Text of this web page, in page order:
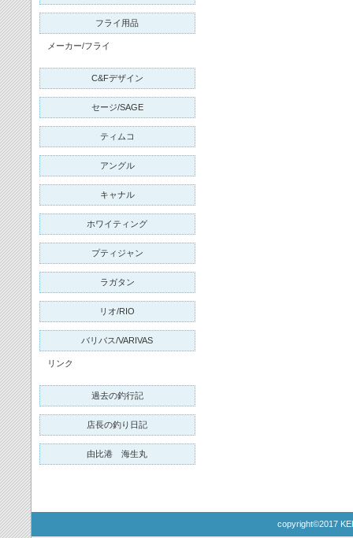
フライ用品
メーカー/フライ
C&Fデザイン
セージ/SAGE
ティムコ
アングル
キャナル
ホワイティング
プティジャン
ラガタン
リオ/RIO
バリバス/VARIVAS
リンク
過去の釣行記
店長の釣り日記
由比港 海生丸
copyright©2017